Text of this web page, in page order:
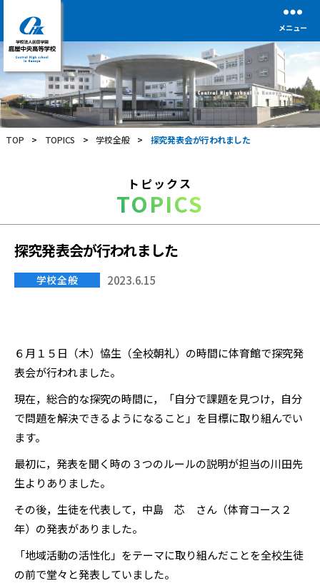
学
校
法
人
前
田
央
高
等
学
校
メニュー
TOP > TOPICS > 学校全般 > 探究発表会が行われました
トピックス
TOPICS
探究発表会が行われました
学校全般 2023.6.15
６月１５日（木）恊生（全校朝礼）の時間に体育館で探究発
表会が行われました。
現在，総合的な探究の時間に，「自分で課題を見つけ，自分
で問題を解決できるようになること」を目標に取り組んでい
ます。
最初に，発表を聞く時の３つのルールの説明が担当の川田先
生よりありました。
その後，生徒を代表して，中島 芯 さん（体育コース２
年）の発表がありました。
「地域活動の活性化」をテーマに取り組んだことを全校生徒
の前で堂々と発表していました。